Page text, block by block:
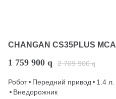
CHANGAN CS35PLUS MCA
1 759 900 q 2 709 900 q
Робот Передний привод 1.4 л.
Внедорожник